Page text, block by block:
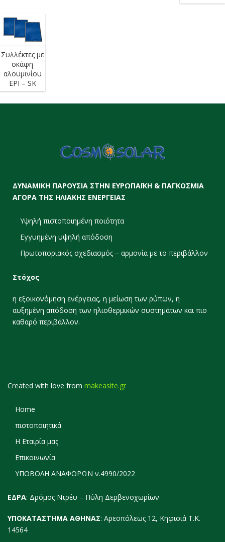
Συλλέκτες με
σκάφη
αλουμινίου
EPI – SK
ΔΥΝΑΜΙΚΗ ΠΑΡΟΥΣΙΑ ΣΤΗΝ ΕΥΡΩΠΑΪΚΗ & ΠΑΓΚΟΣΜΙΑ
ΑΓΟΡΑ ΤΗΣ ΗΛΙΑΚΗΣ ΕΝΕΡΓΕΙΑΣ
Υψηλή πιστοποιημένη ποιότητα
Εγγυημένη υψηλή απόδοση
Πρωτοποριακός σχεδιασμός – αρμονία με το περιβάλλον
Στόχος
η εξοικονόμηση ενέργειας, η μείωση των ρύπων, η
αυξημένη απόδοση των ηλιοθερμικών συστημάτων και πιο
καθαρό περιβάλλον.
Created with love from makeasite.gr
Home
πιστοποιητικά
Η Εταιρία μας
Επικοινωνία
ΥΠΟΒΟΛΗ ΑΝΑΦΟΡΩΝ ν.4990/2022
ΕΔΡΑ: Δρόμος Ντρέϋ – Πύλη Δερβενοχωρίων
ΥΠΟΚΑΤΑΣΤΗΜΑ ΑΘΗΝΑΣ: Αρεοπόλεως 12, Κηφισιά Τ.Κ.
14564